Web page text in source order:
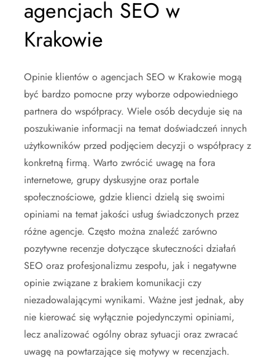
agencjach SEO w
Krakowie
Opinie klientów o agencjach SEO w Krakowie mogą
być bardzo pomocne przy wyborze odpowiedniego
partnera do współpracy. Wiele osób decyduje się na
poszukiwanie informacji na temat doświadczeń innych
użytkowników przed podjęciem decyzji o współpracy z
konkretną firmą. Warto zwrócić uwagę na fora
internetowe, grupy dyskusyjne oraz portale
społecznościowe, gdzie klienci dzielą się swoimi
opiniami na temat jakości usług świadczonych przez
różne agencje. Często można znaleźć zarówno
pozytywne recenzje dotyczące skuteczności działań
SEO oraz profesjonalizmu zespołu, jak i negatywne
opinie związane z brakiem komunikacji czy
niezadowalającymi wynikami. Ważne jest jednak, aby
nie kierować się wyłącznie pojedynczymi opiniami,
lecz analizować ogólny obraz sytuacji oraz zwracać
uwagę na powtarzające się motywy w recenzjach.